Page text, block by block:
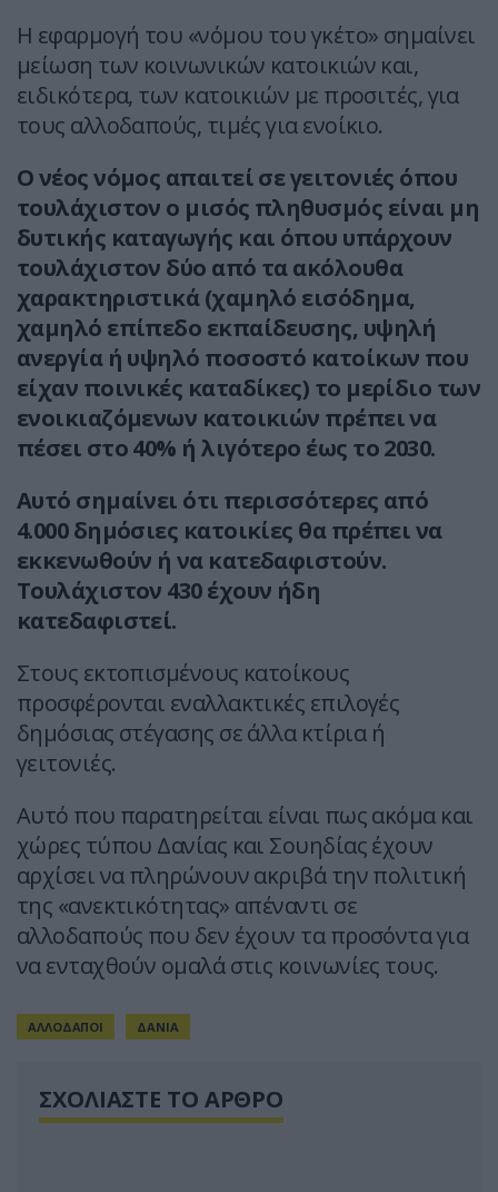
Η εφαρμογή του «νόμου του γκέτο» σημαίνει
μείωση των κοινωνικών κατοικιών και,
ειδικότερα, των κατοικιών με προσιτές, για
τους αλλοδαπούς, τιμές για ενοίκιο.
Ο νέος νόμος απαιτεί σε γειτονιές όπου
τουλάχιστον ο μισός πληθυσμός είναι μη
δυτικής καταγωγής και όπου υπάρχουν
τουλάχιστον δύο από τα ακόλουθα
χαρακτηριστικά (χαμηλό εισόδημα,
χαμηλό επίπεδο εκπαίδευσης, υψηλή
ανεργία ή υψηλό ποσοστό κατοίκων που
είχαν ποινικές καταδίκες) το μερίδιο των
ενοικιαζόμενων κατοικιών πρέπει να
πέσει στο 40% ή λιγότερο έως το 2030.
Αυτό σημαίνει ότι περισσότερες από
4.000 δημόσιες κατοικίες θα πρέπει να
εκκενωθούν ή να κατεδαφιστούν.
Τουλάχιστον 430 έχουν ήδη
κατεδαφιστεί.
Στους εκτοπισμένους κατοίκους
προσφέρονται εναλλακτικές επιλογές
δημόσιας στέγασης σε άλλα κτίρια ή
γειτονιές.
Αυτό που παρατηρείται είναι πως ακόμα και
χώρες τύπου Δανίας και Σουηδίας έχουν
αρχίσει να πληρώνουν ακριβά την πολιτική
της «ανεκτικότητας» απέναντι σε
αλλοδαπούς που δεν έχουν τα προσόντα για
να ενταχθούν ομαλά στις κοινωνίες τους.
ΑΛΛΟΔΑΠΟΙ ΔΑΝΙΑ
ΣΧΟΛΙΑΣΤΕ ΤΟ ΑΡΘΡΟ